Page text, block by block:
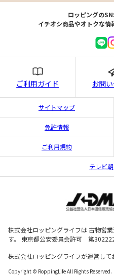
ロッピングの
イチオシ商品やオトクな情
ご利用ガイド お問
サイトマップ
免許情報
ご利用規約
テレビ
株式会社ロッピングライフは 古物営
す。 東京都公安委員会許可 第
株式会社ロッピングライフが運営して
Copyright © RoppingLife All Rights Reserved.